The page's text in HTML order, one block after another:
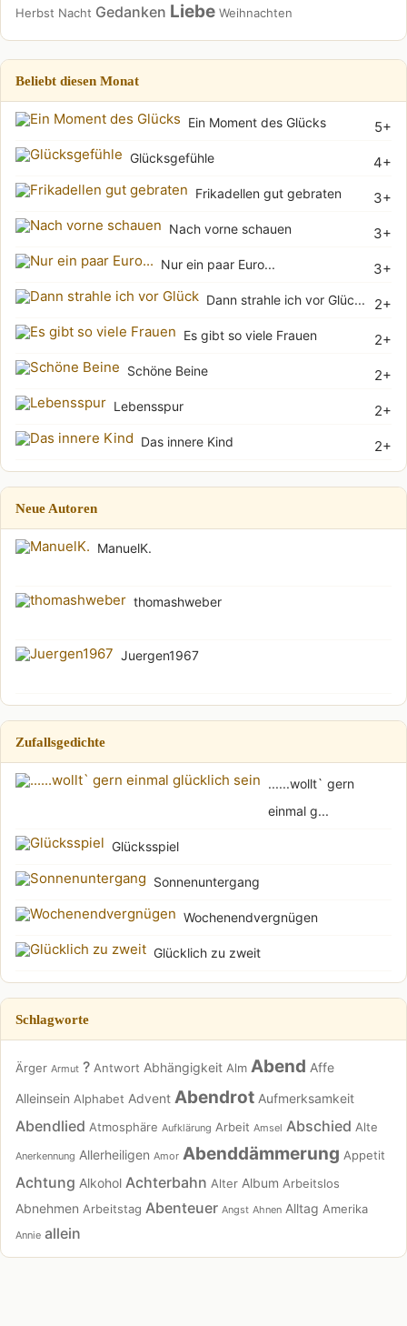
Herbst Nacht Gedanken Liebe Weihnachten
Beliebt diesen Monat
5+
Ein Moment des Glücks
4+
Glücksgefühle
3+
Frikadellen gut gebraten
3+
Nach vorne schauen
3+
Nur ein paar Euro...
2+
Dann strahle ich vor Glüc...
2+
Es gibt so viele Frauen
2+
Schöne Beine
2+
Lebensspur
2+
Das innere Kind
Neue Autoren
ManuelK.
thomashweber
Juergen1967
Zufallsgedichte
......wollt` gern
einmal g...
Glücksspiel
Sonnenuntergang
Wochenendvergnügen
Glücklich zu zweit
Schlagworte
Ärger Armut ? Antwort Abhängigkeit Alm Abend Affe
Alleinsein Alphabet Advent Abendrot Aufmerksamkeit
Abendlied Atmosphäre Aufklärung Arbeit Amsel Abschied Alte
Anerkennung Allerheiligen Amor Abenddämmerung Appetit
Achtung Alkohol Achterbahn Alter Album Arbeitslos
Abnehmen Arbeitstag Abenteuer Angst Ahnen Alltag Amerika
Annie allein